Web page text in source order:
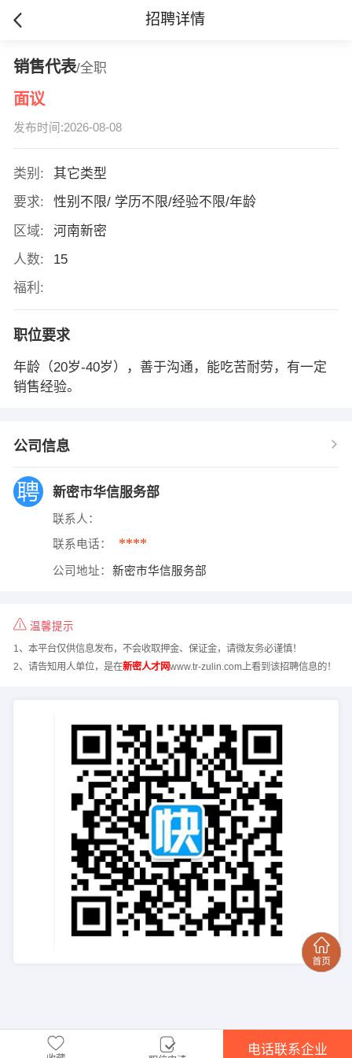
招聘详情
销售代表/全职
面议
发布时间:2026-08-08
类别:
其它类型
要求:
性别不限/ 学历不限/经验不限/年龄
区域:
河南新密
人数:
15
福利:
职位要求
年龄（20岁-40岁），善于沟通，能吃苦耐劳，有一定
销售经验。
公司信息
新密市华信服务部
联系人：
联系电话： ****
公司地址： 新密市华信服务部
温馨提示
1、本平台仅供信息发布，不会收取押金、保证金，请微友务必谨慎！
2、请告知用人单位，是在新密人才网www.tr-zulin.com上看到该招聘信息的！
电话联系企业